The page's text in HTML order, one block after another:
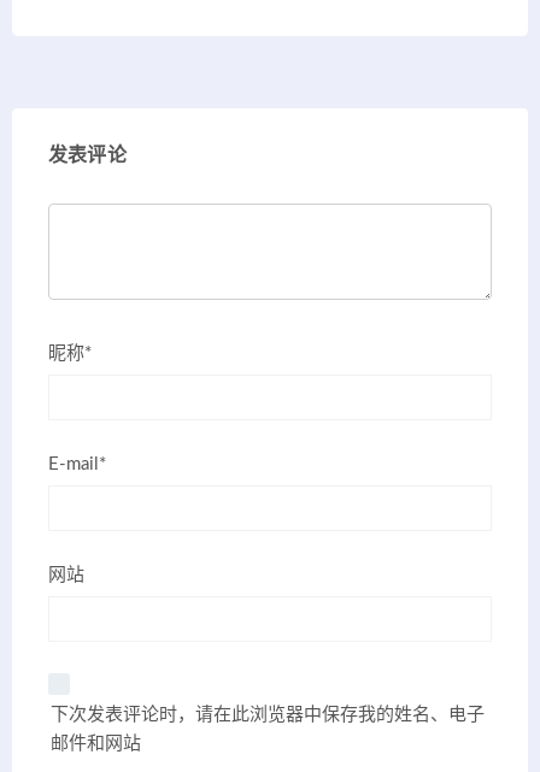
发表评论
昵称*
E-mail*
网站
下次发表评论时，请在此浏览器中保存我的姓名、电子
邮件和网站